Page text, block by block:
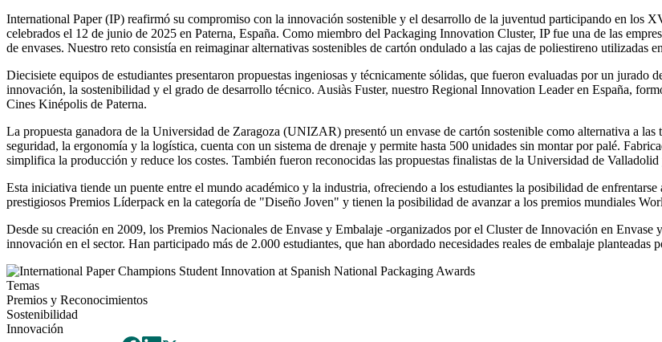
International Paper (IP) reafirmó su compromiso con la innovación sostenible y el desarrollo de la juventud participando en los
celebrados el 12 de junio de 2025 en Paterna, España. Como miembro del Packaging Innovation Cluster, IP fue una de las
de envases. Nuestro reto consistía en reimaginar alternativas sostenibles de cartón ondulado a las cajas de poliestireno utilizadas
Diecisiete equipos de estudiantes presentaron propuestas ingeniosas y técnicamente sólidas, que fueron evaluadas por un
innovación, la sostenibilidad y el grado de desarrollo técnico. Ausiàs Fuster, nuestro Regional Innovation Leader en España,
Cines Kinépolis de Paterna.
La propuesta ganadora de la Universidad de Zaragoza (UNIZAR) presentó un envase de cartón sostenible como alternativa a
seguridad, la ergonomía y la logística, cuenta con un sistema de drenaje y permite hasta 500 unidades sin montar por palé.
simplifica la producción y reduce los costes. También fueron reconocidas las propuestas finalistas de la Universidad de
Esta iniciativa tiende un puente entre el mundo académico y la industria, ofreciendo a los estudiantes la posibilidad de
prestigiosos Premios Líderpack en la categoría de "Diseño Joven" y tienen la posibilidad de avanzar a los premios mundiales
Desde su creación en 2009, los Premios Nacionales de Envase y Embalaje -organizados por el Cluster de Innovación en
innovación en el sector. Han participado más de 2.000 estudiantes, que han abordado necesidades reales de embalaje planteadas
Temas
Premios y Reconocimientos
Sostenibilidad
Innovación